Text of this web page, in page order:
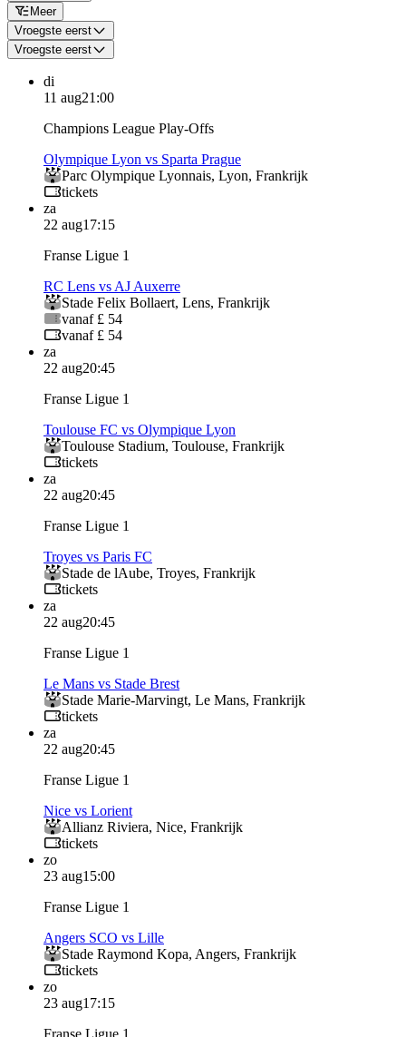
Meer
Vroegste eerst
Vroegste eerst
di
11 aug21:00
Champions League Play-Offs
Olympique Lyon vs Sparta Prague
Parc Olympique Lyonnais, Lyon, Frankrijk
tickets
za
22 aug17:15
Franse Ligue 1
RC Lens vs AJ Auxerre
Stade Felix Bollaert, Lens, Frankrijk
vanaf £ 54
vanaf £ 54
za
22 aug20:45
Franse Ligue 1
Toulouse FC vs Olympique Lyon
Toulouse Stadium, Toulouse, Frankrijk
tickets
za
22 aug20:45
Franse Ligue 1
Troyes vs Paris FC
Stade de lAube, Troyes, Frankrijk
tickets
za
22 aug20:45
Franse Ligue 1
Le Mans vs Stade Brest
Stade Marie-Marvingt, Le Mans, Frankrijk
tickets
za
22 aug20:45
Franse Ligue 1
Nice vs Lorient
Allianz Riviera, Nice, Frankrijk
tickets
zo
23 aug15:00
Franse Ligue 1
Angers SCO vs Lille
Stade Raymond Kopa, Angers, Frankrijk
tickets
zo
23 aug17:15
Franse Ligue 1